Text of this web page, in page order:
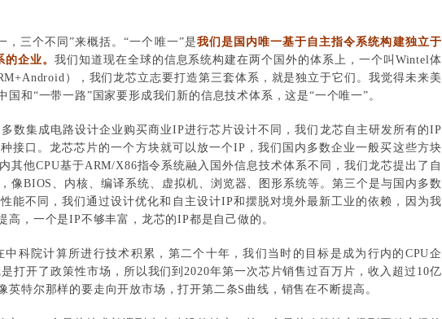
三个不同”来概括。“一个唯一”是我们是国内唯一基于自主指令系统构建独立于
企业。 我们知道现在全球的信息系统构建在两个国外的体系上，一个叫Wintel体
），我们龙芯立志要打造第三套体系，就是独立于它们。我觉得未来美
和“一带一路”国家要形成我们新的信息技术体系，这是“一个唯一”。
数集成电路设计企业购买商业IP进行芯片设计不同，我们龙芯自主研发所有的IP
接口。龙芯芯片的一个方块就可以放一个IP，我们国内多数企业一般买这些方块
其他CPU基于ARM/X86指令系统融入国外信息技术体系不同，我们龙芯提出了自
像BIOS、内核、编译系统、虚拟机、浏览器、图形系统等。第三个是与国内多数
能不同，我们通过设计优化和自主设计IP和摆脱对境外最新工业的依赖，因为我
，一个是IP不够丰富，龙芯的IP都是自己做的。
科院计算所进行技术积累，第二个十年，我们当时的目标是成为行内的CPU企
打开了政策性市场，所以我们到2020年第一次芯片销售过百万片，收入超过10亿
特尔那样的要走向开放市场，打开第二条S曲线，销售在不断提高。